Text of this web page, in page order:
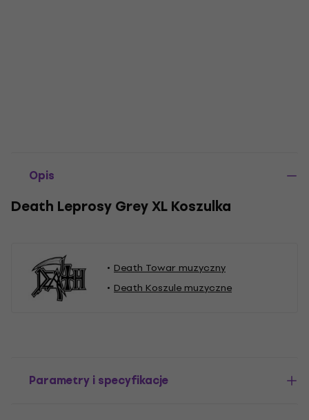
Opis
Death Leprosy Grey XL Koszulka
Death Towar muzyczny
Death Koszule muzyczne
Parametry i specyfikacje